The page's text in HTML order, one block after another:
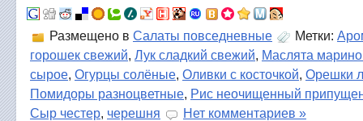
Размещено в Салаты повседневные Метки:
горошек свежий, Лук сладкий свежий, Маслята
сырое, Огурцы солёные, Оливки с косточкой, Орешки
Помидоры разноцветные, Рис неочищенный
Сыр честер, черешня Нет комментариев »